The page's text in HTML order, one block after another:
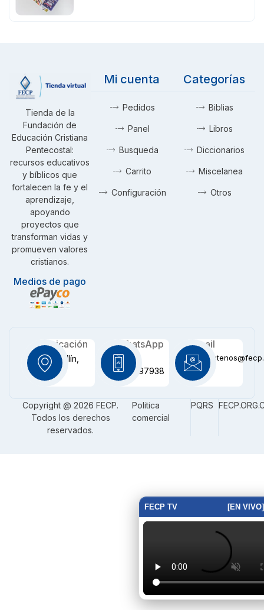
FECP TV [EN VIVO]
Tienda de la
Fundación de
Educación Cristiana
Pentecostal:
recursos educativos
y bíblicos que
fortalecen la fe y el
aprendizaje,
apoyando
proyectos que
transforman vidas y
promueven valores
cristianos.
Medios de pago
Mi cuenta
Pedidos
Panel
Busqueda
Carrito
Configuración
Categorías
Biblias
Libros
Diccionarios
Miscelanea
Otros
Ubicación
Medellín,
CO
WhatsApp
+57
3116097938
Email
Copyright @ 2026 FECP.
Todos los derechos
reservados.
Politica
comercial
PQRS